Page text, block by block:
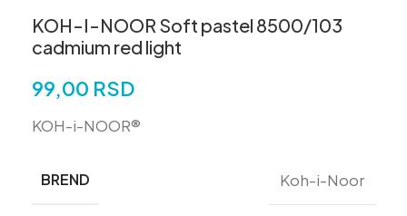
KOH-I-NOOR Soft pastel 8500/103
cadmium red light
99,00 RSD
KOH-i-NOOR®
BREND Koh-i-Noor